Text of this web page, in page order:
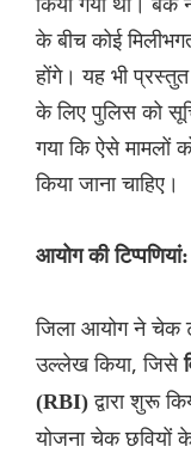
के बीच कोई
होंगे। यह भी
के लिए पुलिस को
गया कि ऐसे मामलों
किया जाना चाहिए।
आयोग की टिप्पणियां:
जिला आयोग ने चेक
उल्लेख किया, जिसे
(RBI)द्वारा शुरू
योजना चेक छवियों